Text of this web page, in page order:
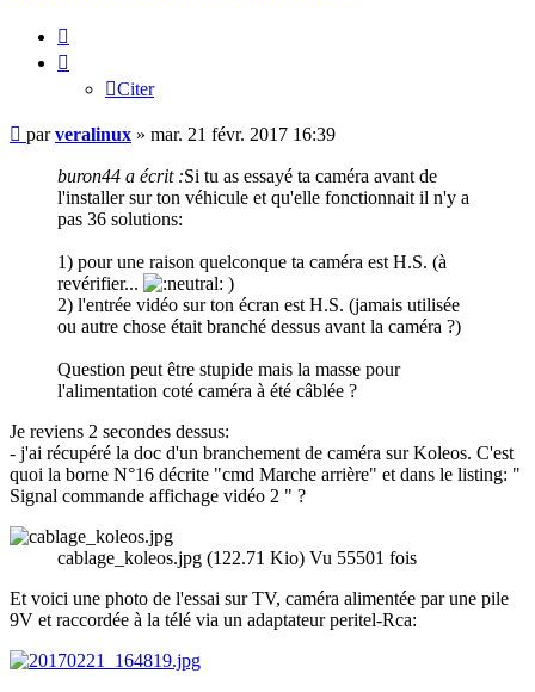
Citer
Message
parveralinux » mar. 21 févr. 2017 16:39
buron44 a écrit :Si tu as essayé ta caméra avant de
l'installer sur ton véhicule et qu'elle fonctionnait il n'y a
pas 36 solutions:
1) pour une raison quelconque ta caméra est H.S. (à
revérifier...
)
2) l'entrée vidéo sur ton écran est H.S. (jamais utilisée
ou autre chose était branché dessus avant la caméra ?)
Question peut être stupide mais la masse pour
l'alimentation coté caméra à été câblée ?
Je reviens 2 secondes dessus:
- j'ai récupéré la doc d'un branchement de caméra sur Koleos. C'est
quoi la borne N°16 décrite "cmd Marche arrière" et dans le listing: "
Signal commande affichage vidéo 2 " ?
cablage_koleos.jpg (122.71 Kio) Vu 55501 fois
Et voici une photo de l'essai sur TV, caméra alimentée par une pile
9V et raccordée à la télé via un adaptateur peritel-Rca: